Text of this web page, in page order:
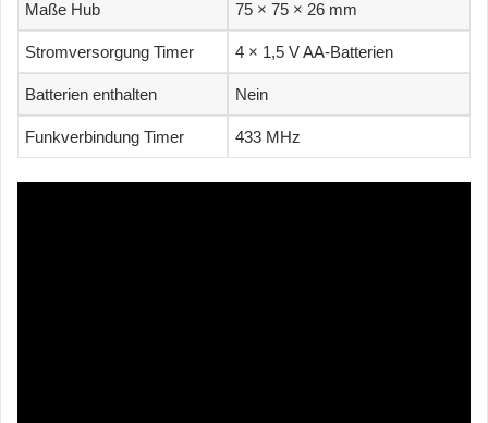
Maße Hub 75 × 75 × 26 mm
Stromversorgung Timer 4 × 1,5 V AA-Batterien
Batterien enthalten Nein
Funkverbindung Timer 433 MHz